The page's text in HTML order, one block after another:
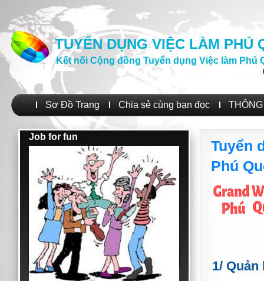
TUYỂN DỤNG VIỆC LÀM PHÚ
Kết nối Cộng đồng Tuyển dụng Việc làm Phú
Sơ Đồ Trang Chia sẻ cùng bạn đọc
Job for fun
Tuyển
Phú
1/